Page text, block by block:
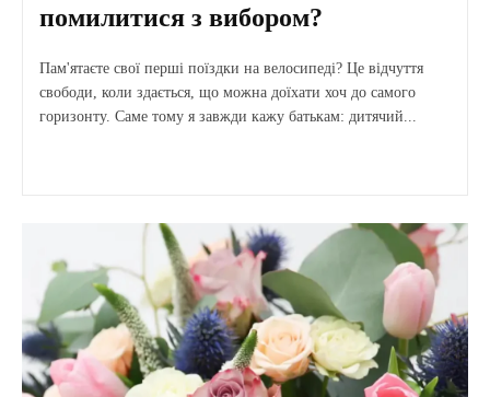
помилитися з вибором?
Пам'ятаєте свої перші поїздки на велосипеді? Це відчуття
свободи, коли здається, що можна доїхати хоч до самого
горизонту. Саме тому я завжди кажу батькам: дитячий...